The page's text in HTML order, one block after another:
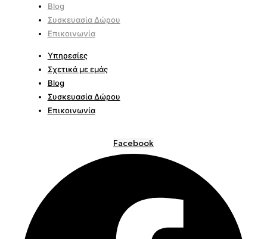
Blog
Συσκευασία Δώρου
Επικοινωνία
Υπηρεσίες
Σχετικά με εμάς
Blog
Συσκευασία Δώρου
Επικοινωνία
Facebook